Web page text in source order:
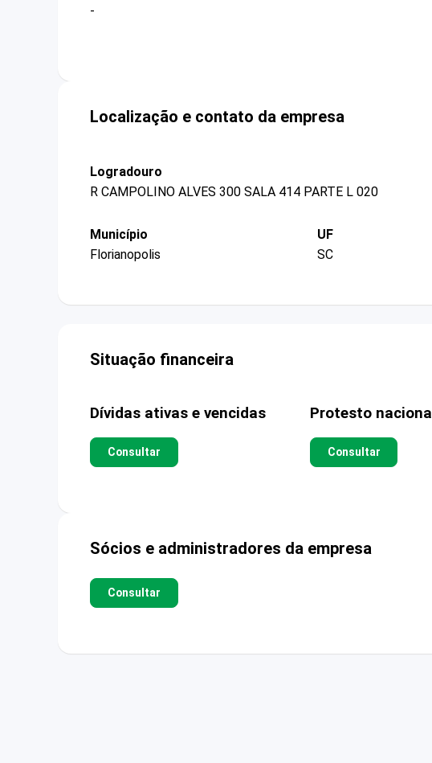
-
Localização e contato da empresa
Logradouro
R CAMPOLINO ALVES 300 SALA 414 PARTE L 020
Município
Florianopolis
UF
SC
Situação financeira
Dívidas ativas e vencidas
Consultar
Protesto nacional
Consultar
Sócios e administradores da empresa
Consultar